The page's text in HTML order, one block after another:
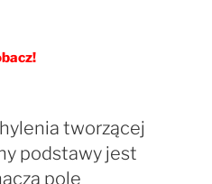
tworzącej
podstawy jest
pole